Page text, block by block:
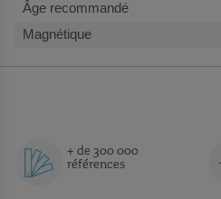
+ de 300 000
références